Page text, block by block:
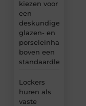
kiezen voor
een
deskundige
glazen- en
porseleinhandelaar
boven een
Lockers
huren als
vaste